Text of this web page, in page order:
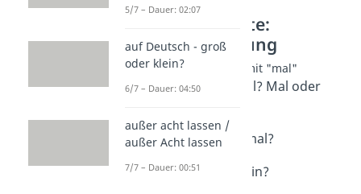
Weitere Inhalte:
Rechtschreibung
Schreibung: Wörter mit "mal"
einmal oder ein Mal? Mal oder
Dauer: 03:54
erstmal oder erst mal?
mal - groß oder klein?
5/7 – Dauer: 02:07
auf Deutsch - groß
oder klein?
6/7 – Dauer: 04:50
außer acht lassen /
außer Acht lassen
7/7 – Dauer: 00:51